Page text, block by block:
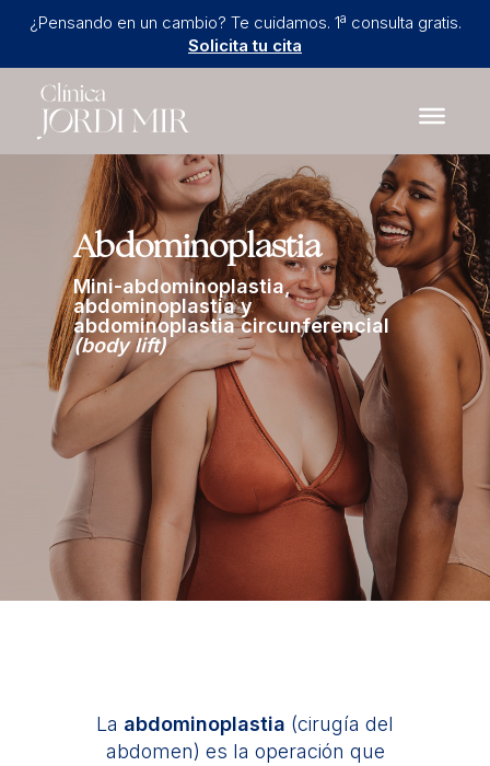
¿Pensando en un cambio? Te cuidamos. 1ª consulta gratis.
Solicita tu cita
Abdominoplastia
Mini-abdominoplastia,
abdominoplastia y
abdominoplastia circunferencial
(body lift)
La abdominoplastia (cirugía del
abdomen) es la operación que